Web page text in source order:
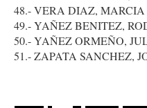
48.- VERA DIAZ,
49.- YAÑEZ BENITEZ,
50.- YAÑEZ ORMEÑO,
51.- ZAPATA SANCHEZ,